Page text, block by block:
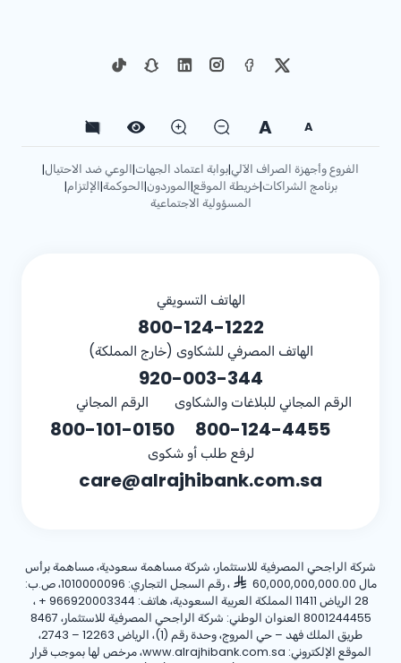
A
A
الفروع وأجهزة الصراف الآلي|بوابة اعتماد الجهات|الوعي ضد الاحتيال|
برنامج الشراكات|خريطة الموقع|الموردون|الحوكمة|الإلتزام|
المسؤولية الاجتماعية
الهاتف التسويقي
800-124-1222
الهاتف المصرفي للشكاوى (خارج المملكة)
920-003-344
الرقم المجاني للبلاغات والشكاوى
800-124-4455
الرقم المجاني
800-101-0150
لرفع طلب أو شكوى
care@alrajhibank.com.sa
شركة الراجحي المصرفية للاستثمار، شركة مساهمة سعودية، مساهمة برأس
مال 60,000,000,000.00
، رقم السجل التجاري: 1010000096، ص.ب:
28 الرياض 11411 المملكة العربية السعودية، هاتف:
+ 966920003344 ،
8001244455 العنوان الوطني: شركة الراجحي المصرفية للاستثمار، 8467
طريق الملك فهد – حي المروج، وحدة رقم (1)، الرياض 12263 – 2743،
الموقع الإلكتروني: www.alrajhibank.com.sa، مرخص لها بموجب قرار